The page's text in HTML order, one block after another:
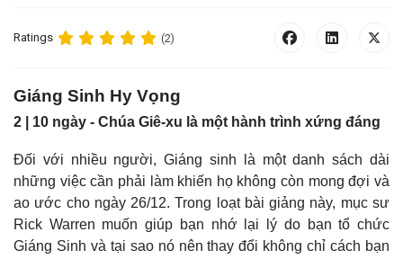
Ratings (2)
Giáng Sinh Hy Vọng
2 | 10 ngày - Chúa Giê-xu là một hành trình xứng đáng
Đối với nhiều người, Giáng sinh là một danh sách dài
những việc cần phải làm khiến họ không còn mong đợi và
ao ước cho ngày 26/12. Trong loạt bài giảng này, mục sư
Rick Warren muốn giúp bạn nhớ lại lý do bạn tổ chức
Giáng Sinh và tại sao nó nên thay đổi không chỉ cách bạn